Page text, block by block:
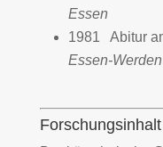
Essen
1981 Abitur
Essen-Werden